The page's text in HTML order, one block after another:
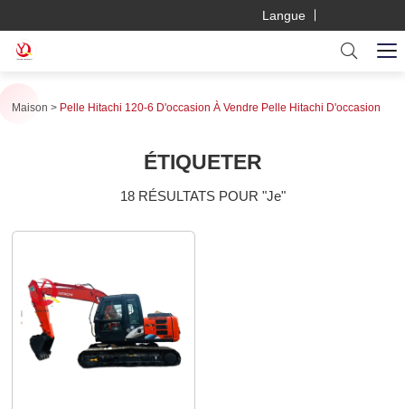
Langue
Maison Pelle Hitachi 120-6 D'occasion À Vendre Pelle Hitachi D'occasion
ÉTIQUETER
18 RÉSULTATS POUR "Je"